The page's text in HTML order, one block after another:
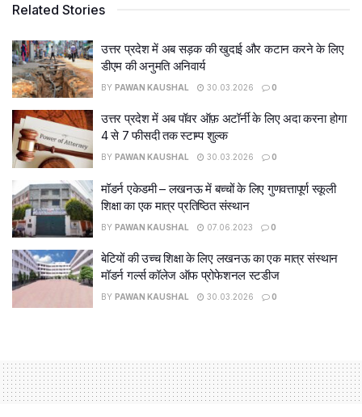
Related Stories
उत्तर प्रदेश में अब सड़क की खुदाई और कटान करने के लिए
डीएम की अनुमति अनिवार्य
BY PAWAN KAUSHAL 30.03.2026 0
उत्तर प्रदेश में अब पॉवर ऑफ़ अटॉर्नी के लिए अदा करना होगा
4 से 7 फीसदी तक स्टाम्प शुल्क
BY PAWAN KAUSHAL 30.03.2026 0
मॉडर्न एकेडमी – लखनऊ में बच्चों के लिए गुणवत्तापूर्ण स्कूली
शिक्षा का एक मात्र प्रतिष्ठित संस्थान
BY PAWAN KAUSHAL 07.06.2023 0
बेटियों की उच्च शिक्षा के लिए लखनऊ का एक मात्र संस्थान
मॉडर्न गर्ल्स कॉलेज ऑफ प्रोफेशनल स्टडीज
BY PAWAN KAUSHAL 30.03.2026 0